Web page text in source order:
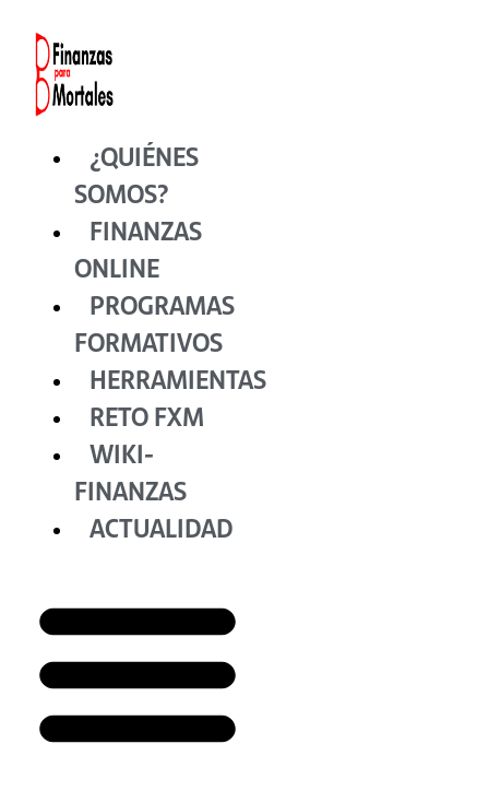
contenido
¿QUIÉNES
SOMOS?
FINANZAS
ONLINE
PROGRAMAS
FORMATIVOS
HERRAMIENTAS
RETO FXM
WIKI-
FINANZAS
ACTUALIDAD